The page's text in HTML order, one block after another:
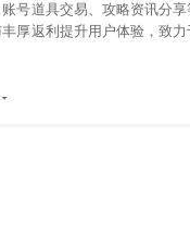
号道具交易、攻略资讯分
厚返利提升用户体验，致